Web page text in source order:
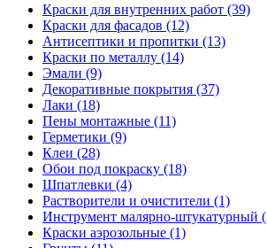
Краски для внутренних работ (39)
Краски для фасадов (12)
Антисептики и пропитки (13)
Краски по металлу (14)
Эмали (9)
Декоративные покрытия (37)
Лаки (18)
Пены монтажные (11)
Герметики (9)
Клеи (28)
Обои под покраску (18)
Шпатлевки (4)
Растворители и очистители (1)
Инструмент малярно-штукатурный
Краски аэрозольные (1)